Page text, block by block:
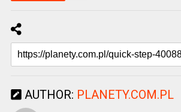
AUTHOR: PLANETY.COM.PL